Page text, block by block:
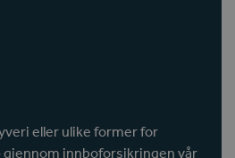
eller ulike former for
gjennom innboforsikringen vår